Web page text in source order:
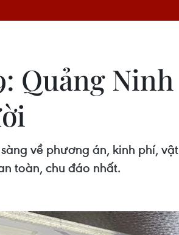
Quảng
về phương án, kinh phí,
toàn, chu đáo nhất.